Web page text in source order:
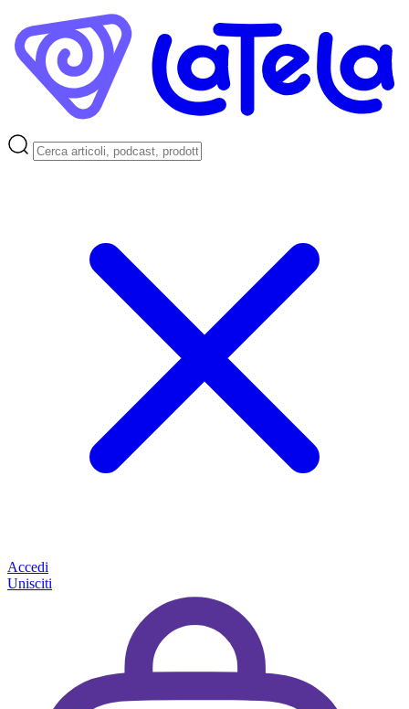
Accedi
Unisciti